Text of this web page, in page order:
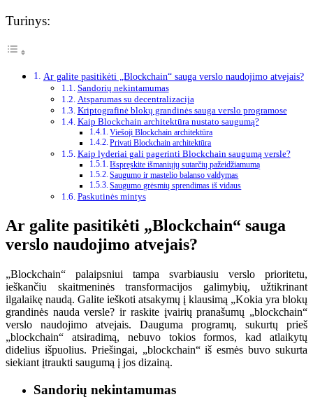
Turinys:
Ar galite pasitikėti „Blockchain“ sauga verslo naudojimo atvejais?
Sandorių nekintamumas
Atsparumas su decentralizacija
Kriptografinė blokų grandinės sauga verslo programose
Kaip Blockchain architektūra nustato saugumą?
Viešoji Blockchain architektūra
Privati ​​Blockchain architektūra
Kaip lyderiai gali pagerinti Blockchain saugumą versle?
Išspręskite išmaniųjų sutarčių pažeidžiamumą
Saugumo ir mastelio balanso valdymas
Saugumo grėsmių sprendimas iš vidaus
Paskutinės mintys
Ar galite pasitikėti „Blockchain“ sauga
verslo naudojimo atvejais?
„Blockchain“ palaipsniui tampa svarbiausiu verslo prioritetu,
ieškančiu skaitmeninės transformacijos galimybių, užtikrinant
ilgalaikę naudą. Galite ieškoti atsakymų į klausimą „Kokia yra blokų
grandinės nauda versle? ir raskite įvairių pranašumų „blockchain“
verslo naudojimo atvejais. Dauguma programų, sukurtų prieš
„blockchain“ atsiradimą, nebuvo tokios formos, kad atlaikytų
didelius išpuolius. Priešingai, „blockchain“ iš esmės buvo sukurta
siekiant įtraukti saugumą į jos dizainą.
Sandorių nekintamumas